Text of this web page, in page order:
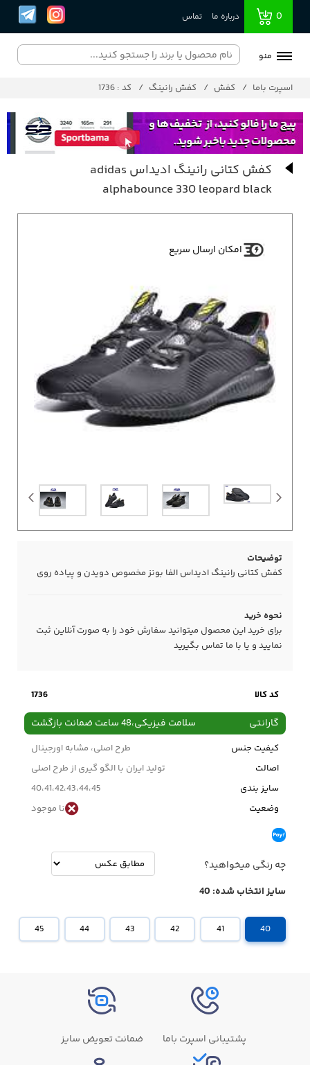
0 درباره ما تماس
منو
اسپرت باما کفش کفش رانینگ کد : 1736
کفش کتانی رانینگ ادیداس adidas
alphabounce 330 leopard black
امکان ارسال سریع
توضیحات
کفش کتانی رانینگ ادیداس الفا بونز مخصوص دویدن و پیاده روی
نحوه خرید
برای خرید این محصول میتوانید سفارش خود را به صورت آنلاین ثبت
نمایید و یا با ما تماس بگیرید
کد کالا 1736
گارانتی سلامت فیزیکی،48 ساعت ضمانت بازگشت
کیفیت جنس
طرح اصلی، مشابه اورجینال
اصالت
تولید ایران با الگو گیری از طرح اصلی
سایز بندی
40،41،42،43،44،45
وضعیت
نا موجود
چه رنگی میخواهید؟
سایز انتخاب شده: 40
40
41
42
43
44
45
پشتیبانی اسپرت باما ضمانت تعویض سایز